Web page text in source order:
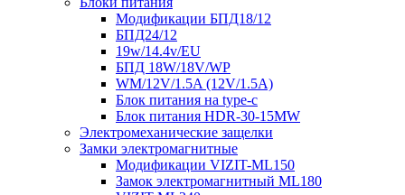
Модификации БПД18/12
БПД24/12
19w/14.4v/EU
БПД 18W/18V/WP
WM/12V/1.5A (12V/1.5A)
Блок питания на type-c
Блок питания HDR-30-15MW
Электромеханические защелки
Замки электромагнитные
Модификации VIZIT-ML150
Замок электромагнитный ML180